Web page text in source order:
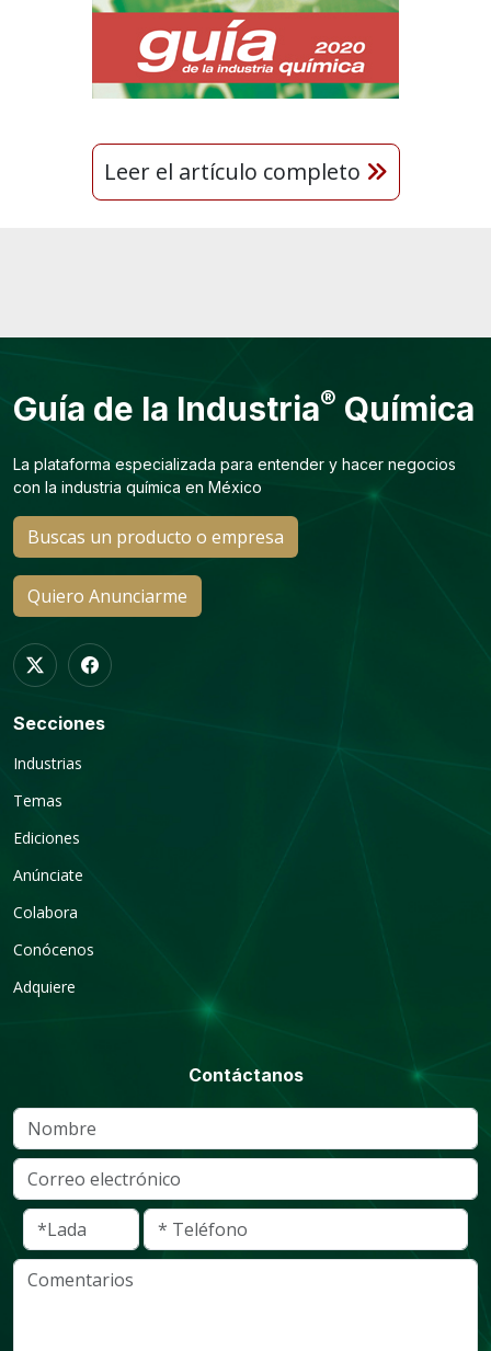
Leer el artículo completo
Guía de la Industria® Química
La plataforma especializada para entender y hacer negocios
con la industria química en México
Buscas un producto o empresa
Quiero Anunciarme
Secciones
Industrias
Temas
Ediciones
Anúnciate
Colabora
Conócenos
Adquiere
Contáctanos